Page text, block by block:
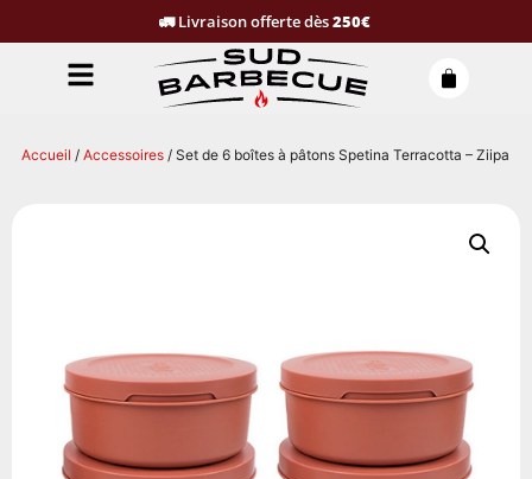
🚛Livraison offerte dès250€
Accueil / Accessoires / Set de 6 boîtes à pâtons Spetina Terracotta – Ziipa